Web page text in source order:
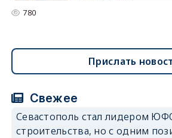
780
Прислать
Свежее
Севастополь стал лидером
строительства, но с одним